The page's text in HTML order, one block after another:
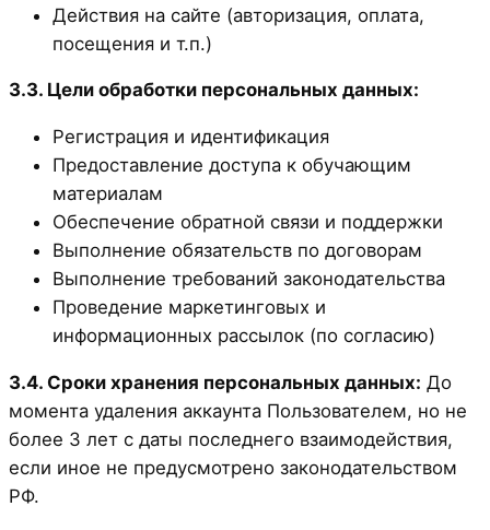
Действия на сайте (авторизация, оплата,
посещения и т.п.)
3.3. Цели обработки персональных данных:
Регистрация и идентификация
Предоставление доступа к обучающим
материалам
Обеспечение обратной связи и поддержки
Выполнение обязательств по договорам
Выполнение требований законодательства
Проведение маркетинговых и
информационных рассылок (по согласию)
3.4. Сроки хранения персональных данных: До
момента удаления аккаунта Пользователем, но не
более 3 лет с даты последнего взаимодействия,
если иное не предусмотрено законодательством
РФ.